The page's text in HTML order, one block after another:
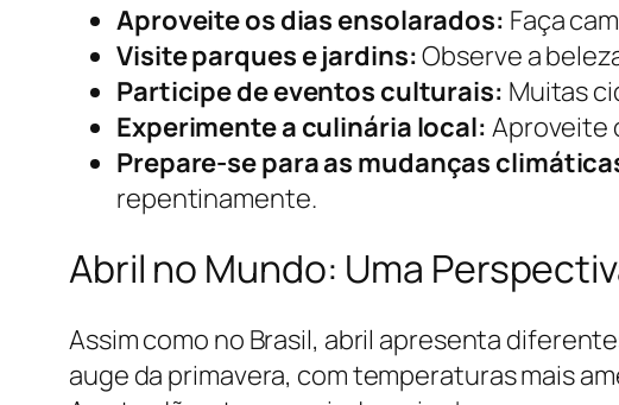
Aproveite os dias ensolarados: Faça
Visite parques e jardins:Observe a
Participe de eventos culturais: Muitas
Experimente a culinária local: Aproveite
Prepare-se para as mudanças
repentinamente.
Abril no Mundo: Uma
Assim como no Brasil, abril apresenta
auge da primavera, com temperaturas mais